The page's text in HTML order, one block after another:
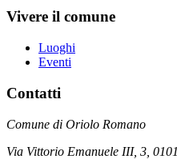
Vivere il comune
Luoghi
Eventi
Contatti
Comune di Oriolo Romano
Via Vittorio Emanuele III, 3,